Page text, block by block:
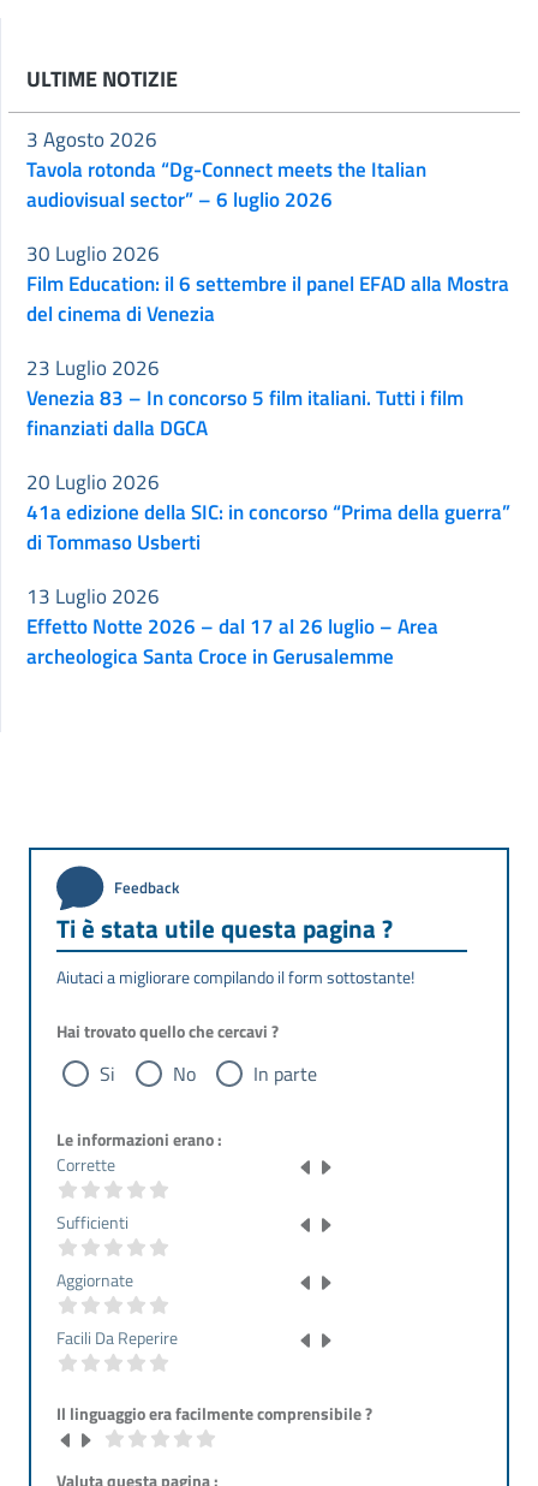
ULTIME NOTIZIE
Tavola rotonda “Dg-Connect meets the Italian
audiovisual sector” – 6 luglio 2026
3 Agosto 2026
Film Education: il 6 settembre il panel EFAD alla Mostra
del cinema di Venezia
30 Luglio 2026
Venezia 83 – In concorso 5 film italiani. Tutti i film
finanziati dalla DGCA
23 Luglio 2026
41a edizione della SIC: in concorso “Prima della guerra”
di Tommaso Usberti
20 Luglio 2026
Effetto Notte 2026 – dal 17 al 26 luglio – Area
archeologica Santa Croce in Gerusalemme
13 Luglio 2026
Feedback
Ti è stata utile questa pagina ?
Aiutaci a migliorare compilando il form sottostante!
Hai trovato quello che cercavi ?
Si No In parte
Le informazioni erano :
Corrette
Sufficienti
Aggiornate
Facili Da Reperire
Il linguaggio era facilmente comprensibile ?